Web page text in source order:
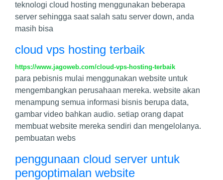
teknologi cloud hosting menggunakan beberapa
server sehingga saat salah satu server down, anda
masih bisa
cloud vps hosting terbaik
https://www.jagoweb.com/cloud-vps-hosting-terbaik
para pebisnis mulai menggunakan website untuk
mengembangkan perusahaan mereka. website akan
menampung semua informasi bisnis berupa data,
gambar video bahkan audio. setiap orang dapat
membuat website mereka sendiri dan mengelolanya.
pembuatan webs
penggunaan cloud server untuk
pengoptimalan website